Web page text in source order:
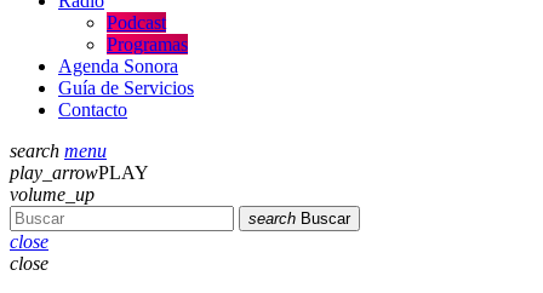
Podcast
Programas
Agenda Sonora
Guía de Servicios
Contacto
search menu
play_arrowPLAY
volume_up
search Buscar
close
close